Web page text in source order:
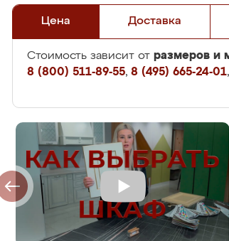
Цена Доставка
Стоимость зависит от размеров и
8 (800) 511-89-55, 8 (495) 665-24-01,